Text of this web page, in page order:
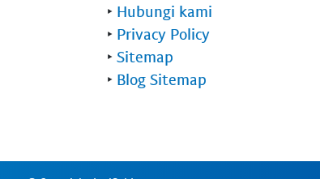
‣ Hubungi kami
‣ Privacy Policy
‣ Sitemap
‣ Blog Sitemap